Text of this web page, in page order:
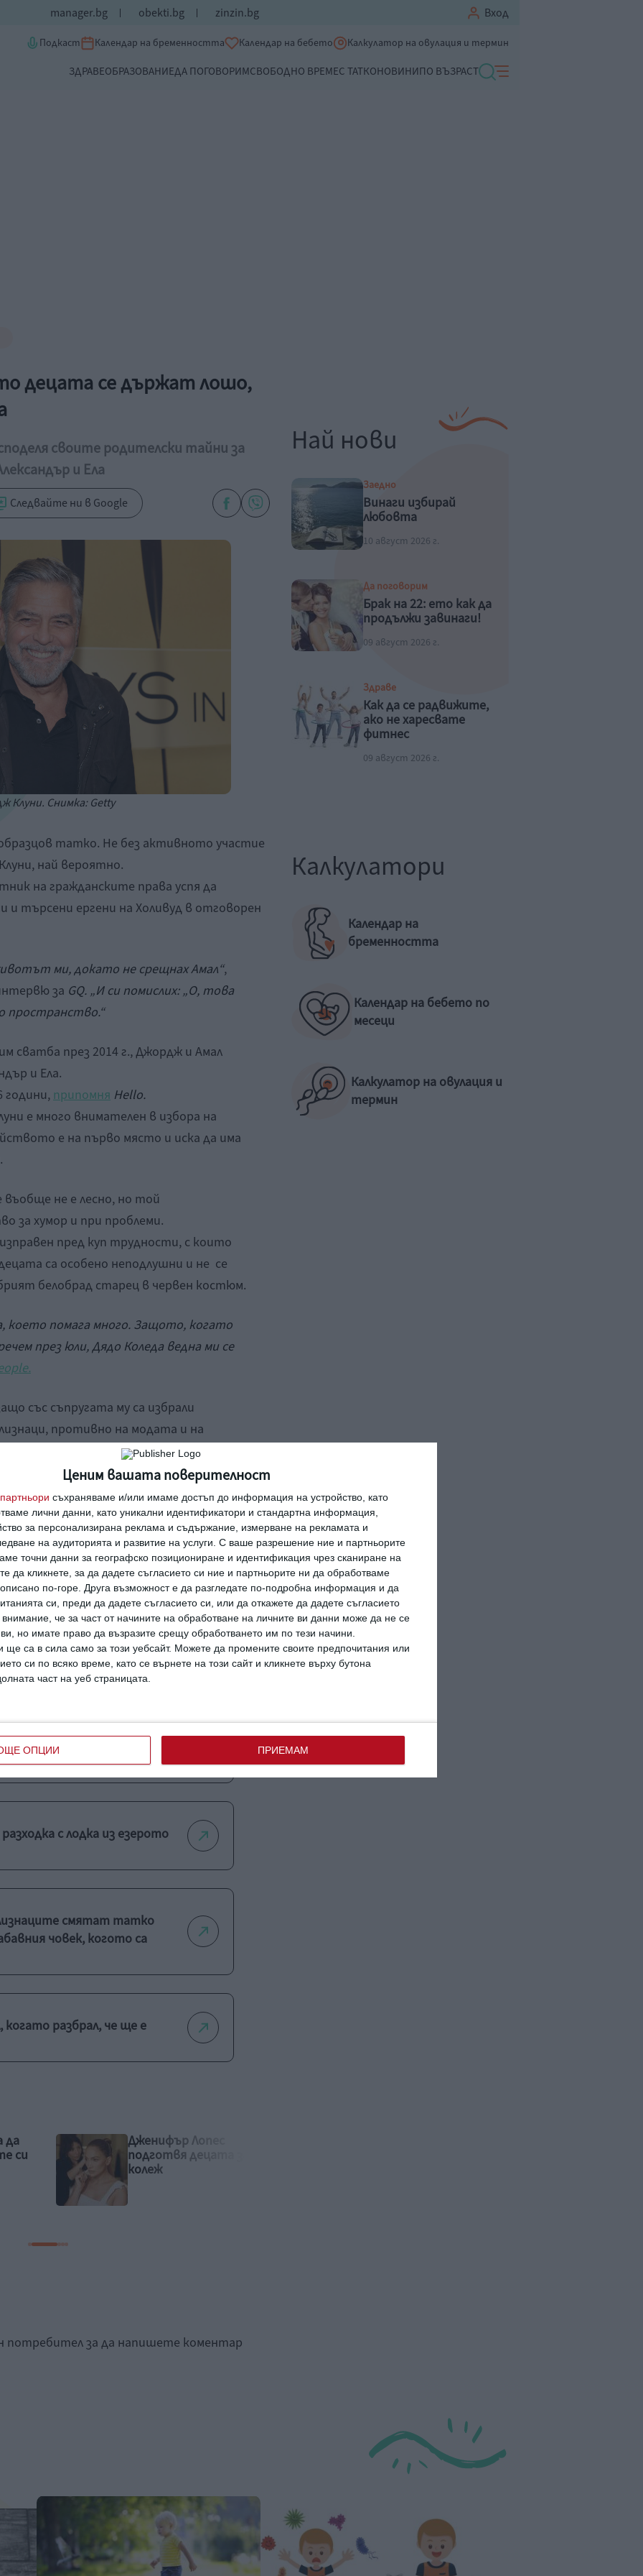
Ценим вашата поверителност
партньори съхраняваме и/или имаме достъп до информация на устройство, като
лични данни, като уникални идентификатори и стандартна информация,
за персонализирана реклама и съдържание, измерване на рекламата и
на аудиторията и развитие на услуги. С ваше разрешение ние и партньорите
точни данни за географско позициониране и идентификация чрез сканиране на
да кликнете, за да дадете съгласието си ние и партньорите ни да обработваме
описано по-горе. Друга възможност е да разгледате по-подробна информация и да
си, преди да дадете съгласието си, или да откажете да дадете съгласието
че за част от начините на обработване на личните ви данни може да не се
ви, но имате право да възразите срещу обработването им по тези начини.
ще са в сила само за този уебсайт. Можете да промените своите предпочитания или
си по всяко време, като се върнете на този сайт и кликнете върху бутона
част на уеб страницата.
ОПЦИИ ПРИЕМАМ
manager.bg obekti.bg zinzin.bg Вход
Подкаст Календар на бременността Календар на бебето Калкулатор на овулация и термин
ЗДРАВЕОБРАЗОВАНИЕДА ПОГОВОРИМСВОБОДНО ВРЕМЕС ТАТКОНОВИНИПО ВЪЗРАСТ
децата се държат лошо,
своите родителски тайни за
и Ела
Следвайте ни в Google
Клуни. Снимка: Getty
татко. Не без активното участие
най вероятно.
на гражданските права успя да
и търсени ергени на Холивуд в отговорен
ми, докато не срещнах Амал“,
за GQ. „И си помислих: „О, това
пространство.“
сватба през 2014 г., Джордж и Амал
и Ела.
години, припомня Hello.
е много внимателен в избора на
е на първо място и иска да има
не е лесно, но той
за хумор и при проблеми.
пред куп трудности, с които
са особено неподлушни и не се
белобрад старец в червен костюм.
което помага много. Защото, когато
през юли, Дядо Коледа ведна ми се
със съпругата му са избрали
противно на модата и на
и кръщават наследниците си със
имена“,каза Джордж. „Ще имат
Трудно е да си син на някой известен и
трудности
Клуни пристигнаха във
с лодка из езерото
смятат татко
човек, когото са
когато разбрал, че ще е
Джони Деп – царят на
чудаците се завръща с
„Ебенизър: Коледна
потребител за да напишете коментар
Най нови
Заедно
Винаги избирай
любовта
10 август 2026 г.
Да поговорим
Брак на 22: ето как да
продължи завинаги!
09 август 2026 г.
Здраве
Как да се радвижите,
ако не харесвате
фитнес
09 август 2026 г.
Калкулатори
Календар на
бременността
Календар на бебето по
месеци
Калкулатор на овулация и
термин